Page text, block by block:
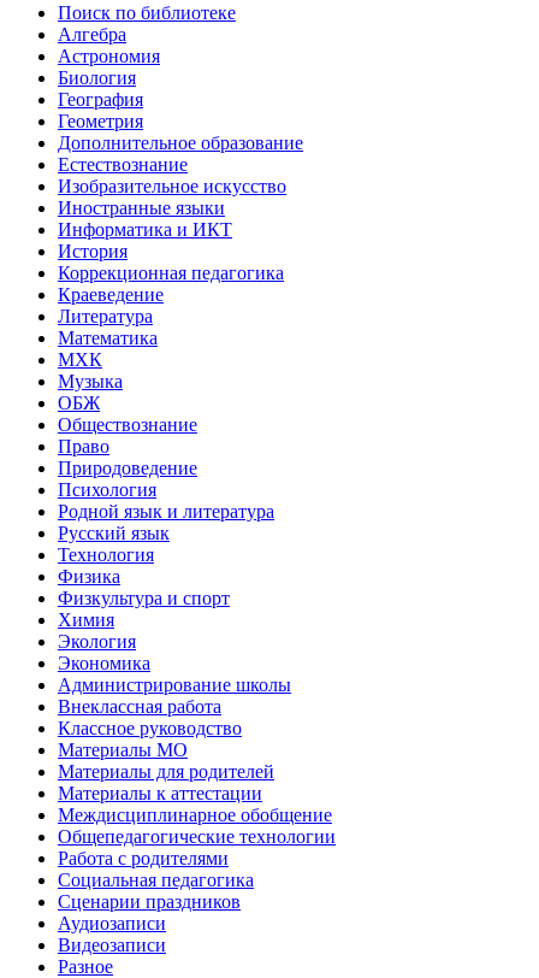
Поиск по библиотеке
Алгебра
Астрономия
Биология
География
Геометрия
Дополнительное образование
Естествознание
Изобразительное искусство
Иностранные языки
Информатика и ИКТ
История
Коррекционная педагогика
Краеведение
Литература
Математика
МХК
Музыка
ОБЖ
Обществознание
Право
Природоведение
Психология
Родной язык и литература
Русский язык
Технология
Физика
Физкультура и спорт
Химия
Экология
Экономика
Администрирование школы
Внеклассная работа
Классное руководство
Материалы МО
Материалы для родителей
Материалы к аттестации
Междисциплинарное обобщение
Общепедагогические технологии
Работа с родителями
Социальная педагогика
Сценарии праздников
Аудиозаписи
Видеозаписи
Разное